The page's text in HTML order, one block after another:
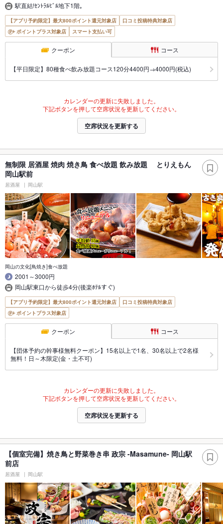
駅直結!ｾﾝﾄﾗﾙﾋﾞﾙ地下1階｡
【アプリ予約限定】最大800ポイント還元対象店
口コミ投稿特典対象店
ポイントプラス対象店
スマート支払い可
クーポン コース
【平日限定】80種食べ飲み放題コース120分4400円→4000円(税込)
カレンダーの更新に失敗しました。
下記ボタンを押して空席状況を更新してください。
空席状況を更新する
無制限 居酒屋 焼肉 焼き鳥 食べ放題 飲み放題 とりえもん
岡山駅前
居酒屋 岡山駅
岡山の文化[鳥焼き]食べ放題
2001～3000円
岡山駅東口から徒歩4分(後楽ﾎﾃﾙすぐ)
【アプリ予約限定】最大800ポイント還元対象店
口コミ投稿特典対象店
ポイントプラス対象店
クーポン コース
【団体予約の幹事様無料クーポン】15名以上で1名、30名以上で2名様
無料！日～木限定(金・土不可)
カレンダーの更新に失敗しました。
下記ボタンを押して空席状況を更新してください。
空席状況を更新する
【個室完備】焼き鳥と野菜巻き串 政宗 -Masamune- 岡山駅
前店
居酒屋 岡山駅